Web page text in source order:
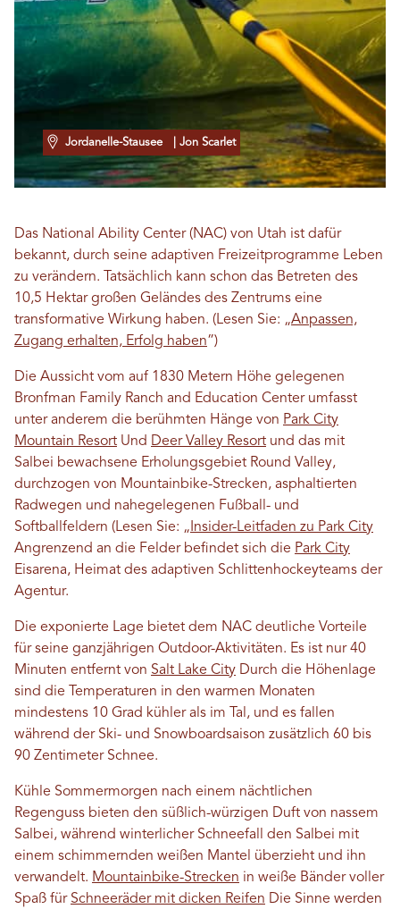
Jordanelle-Stausee | Jon Scarlet
Das National Ability Center (NAC) von Utah ist dafür
bekannt, durch seine adaptiven Freizeitprogramme Leben
zu verändern. Tatsächlich kann schon das Betreten des
10,5 Hektar großen Geländes des Zentrums eine
transformative Wirkung haben. (Lesen Sie: „Anpassen,
Zugang erhalten, Erfolg haben”)
Die Aussicht vom auf 1830 Metern Höhe gelegenen
Bronfman Family Ranch and Education Center umfasst
unter anderem die berühmten Hänge von Park City
Mountain Resort Und Deer Valley Resort und das mit
Salbei bewachsene Erholungsgebiet Round Valley,
durchzogen von Mountainbike-Strecken, asphaltierten
Radwegen und nahegelegenen Fußball- und
Softballfeldern (Lesen Sie: „ Insider-Leitfaden zu Park City
Angrenzend an die Felder befindet sich die Park City
Eisarena, Heimat des adaptiven Schlittenhockeyteams der
Agentur.
Die exponierte Lage bietet dem NAC deutliche Vorteile
für seine ganzjährigen Outdoor-Aktivitäten. Es ist nur 40
Minuten entfernt von Salt Lake City Durch die Höhenlage
sind die Temperaturen in den warmen Monaten
mindestens 10 Grad kühler als im Tal, und es fallen
während der Ski- und Snowboardsaison zusätzlich 60 bis
90 Zentimeter Schnee.
Kühle Sommermorgen nach einem nächtlichen
Regenguss bieten den süßlich-würzigen Duft von nassem
Salbei, während winterlicher Schneefall den Salbei mit
einem schimmernden weißen Mantel überzieht und ihn
verwandelt. Mountainbike-Strecken in weiße Bänder voller
Spaß für Schneeräder mit dicken Reifen Die Sinne werden